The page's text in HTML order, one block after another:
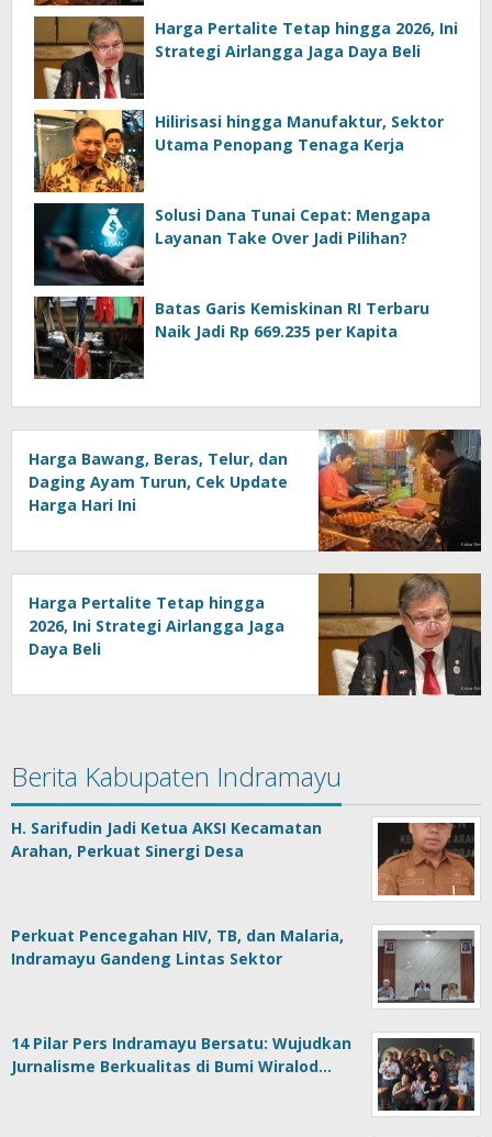
Harga Pertalite Tetap hingga 2026, Ini
Strategi Airlangga Jaga Daya Beli
Hilirisasi hingga Manufaktur, Sektor
Utama Penopang Tenaga Kerja
Solusi Dana Tunai Cepat: Mengapa
Layanan Take Over Jadi Pilihan?
Batas Garis Kemiskinan RI Terbaru
Naik Jadi Rp 669.235 per Kapita
Harga Bawang, Beras, Telur, dan
Daging Ayam Turun, Cek Update
Harga Hari Ini
Harga Pertalite Tetap hingga
2026, Ini Strategi Airlangga Jaga
Daya Beli
Berita Kabupaten Indramayu
H. Sarifudin Jadi Ketua AKSI Kecamatan
Arahan, Perkuat Sinergi Desa
Perkuat Pencegahan HIV, TB, dan Malaria,
Indramayu Gandeng Lintas Sektor
14 Pilar Pers Indramayu Bersatu: Wujudkan
Jurnalisme Berkualitas di Bumi Wiralod…